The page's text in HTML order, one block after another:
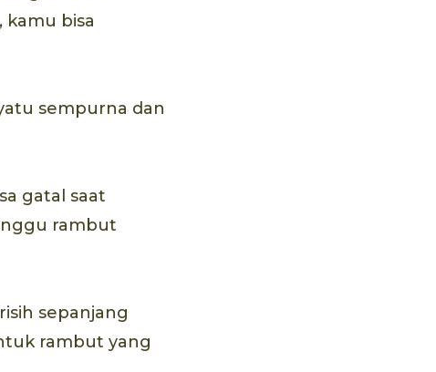
bisa
sempurna dan
gatal saat
rambut
sepanjang
rambut yang